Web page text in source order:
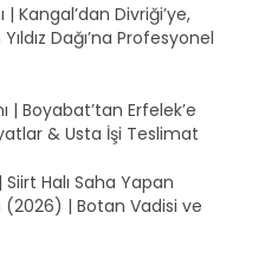
| Kangal’dan Divriği’ye,
Dağı’na Profesyonel
| Boyabat’tan Erfelek’e
& Usta İşi Teslimat
Siirt Halı Saha Yapan
| Botan Vadisi ve